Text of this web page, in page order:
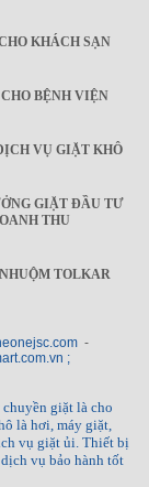
KHÁCH SẠN
BỆNH VIỆN
VỤ GIẶT KHÔ
GIẶT ĐẦU TƯ
THU
TOLKAR
-
;
giặt là cho
là hơi, máy giặt,
vụ giặt ủi. Thiết bị
vụ bảo hành tốt